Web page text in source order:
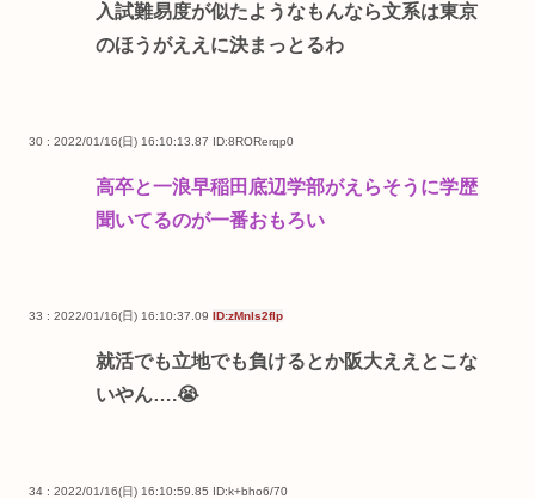
入試難易度が似たようなもんなら文系は東京
のほうがええに決まっとるわ
30 : 2022/01/16(日) 16:10:13.87 ID:8RORerqp0
高卒と一浪早稲田底辺学部がえらそうに学歴
聞いてるのが一番おもろい
33 : 2022/01/16(日) 16:10:37.09 ID:zMnls2flp
就活でも立地でも負けるとか阪大ええとこな
いやん….😭
34 : 2022/01/16(日) 16:10:59.85 ID:k+bho6/70